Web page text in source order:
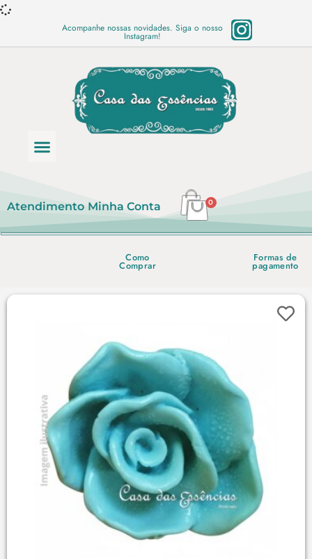
Acompanhe nossas novidades. Siga o nosso
Instagram!
Atendimento Minha Conta 0
Como
Comprar
Formas de
pagamento